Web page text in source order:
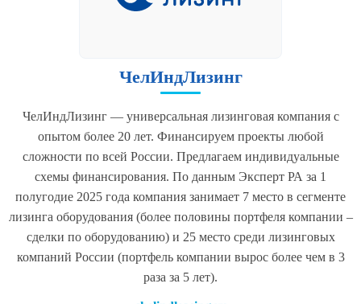
ЧелИндЛизинг
ЧелИндЛизинг — универсальная лизинговая компания с
опытом более 20 лет. Финансируем проекты любой
сложности по всей России. Предлагаем индивидуальные
схемы финансирования. По данным Эксперт РА за 1
полугодие 2025 года компания занимает 7 место в сегменте
лизинга оборудования (более половины портфеля компании –
сделки по оборудованию) и 25 место среди лизинговых
компаний России (портфель компании вырос более чем в 3
раза за 5 лет).